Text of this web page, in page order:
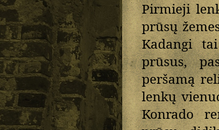
Pirmieji
prūsų
Kadangi
prūsus,
peršamą
lenkų
Konrado